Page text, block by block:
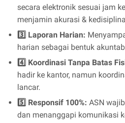
secara elektronik sesuai jam
menjamin akurasi &
3️⃣ Laporan Harian:
harian sebagai bentuk
4️⃣ Koordinasi Tanpa Batas
hadir ke kantor, namun
lancar.
5️⃣ Responsif 100%: ASN
dan menanggapi komunikasi